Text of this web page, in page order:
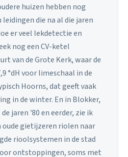
huizen hebben nog
die na al die jaren
er veel lekdetectie en
nog een CV-ketel
van de Grote Kerk, waar de
°dH voor limeschaal in de
Hoorns, dat geeft vaak
in de winter. En in Blokker,
jaren '80 en eerder, zie ik
oude gietijzeren riolen naar
rioolsystemen in de stad
ontstoppingen, soms met